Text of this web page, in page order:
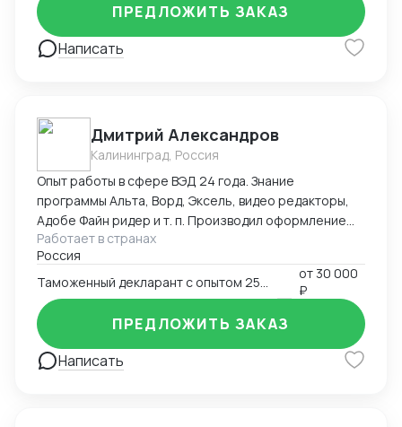
предприниматели и компании, осуществляющие
международную торговлю. Я также готова
предоставить свои услуги на любом
Написать
ПРЕДЛОЖИТЬ ЗАКАЗ
Дмитрий Александров
Калининград, Россия
Опыт работы в сфере ВЭД 24 года. Знание
программы Альта, Ворд, Эксель, видео редакторы,
Адобе Файн ридер и т. п. Производил оформление
Экспорта, Импорта, Реэкспорта, Таможенный
транзит,Помогаю при сборе документов для КТС,
Ввоз образцов для испытаний. Производил
оформление Деклараций соответствия,
Сертификатов, СГР. Оформлял сельхоз технику в
ассортименте, строительный крепёж(порядка 500
артикулов), электро инструмент,
Работает в странах
Россия
от 30 000
₽
Написать
ПРЕДЛОЖИТЬ ЗАКАЗ